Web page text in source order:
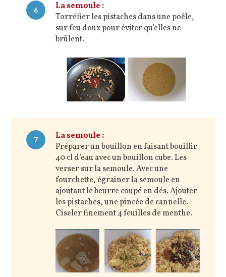
6
La semoule :
Torréfier les pistaches dans une poêle,
sur feu doux pour éviter qu’elles ne
brûlent.
7
La semoule :
Préparer un bouillon en faisant bouillir
40 cl d’eau avec un bouillon cube. Les
verser sur la semoule. Avec une
fourchette, égrainer la semoule en
ajoutant le beurre coupé en dés. Ajouter
les pistaches, une pincée de cannelle.
Ciseler finement 4 feuilles de menthe.